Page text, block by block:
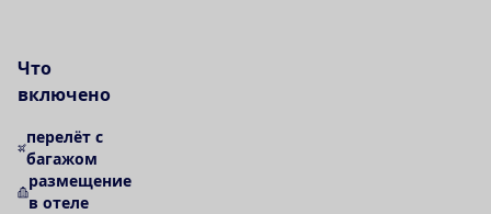
Что
включено
перелёт с
багажом
размещение
в отеле